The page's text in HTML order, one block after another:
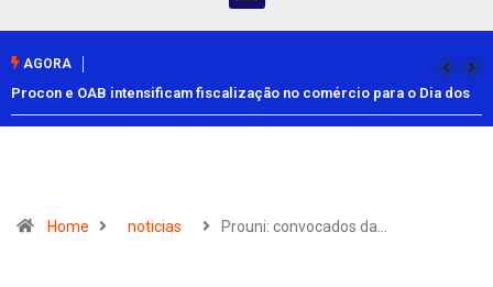
AGORA
Procon e OAB intensificam fiscalização no comércio para o Dia dos
Pais
Home noticias Prouni: convocados da…